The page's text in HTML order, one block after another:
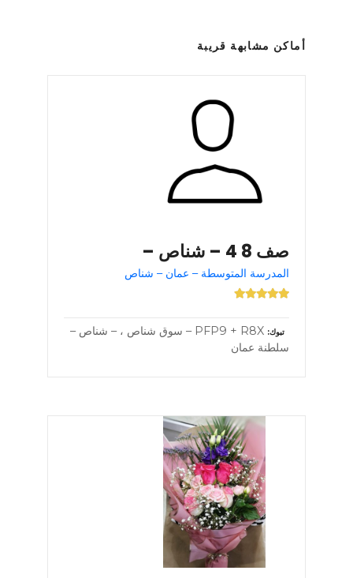
أماكن مشابهة قريبة
صف 8 4 – شناص –
المدرسة المتوسطة – عمان – شناص
تبوك
PFP9 + R8X – سوق شناص ، – شناص –
سلطنة عمان